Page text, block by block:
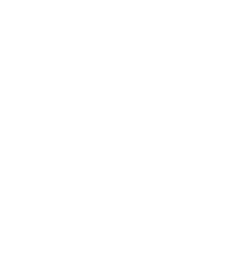
Werbung
Auswahl personalisierter Werbung
von Inhalten